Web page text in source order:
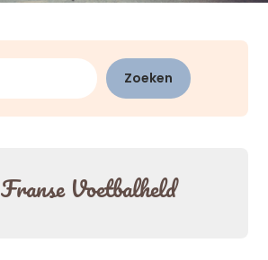
Zoeken
Franse Voetbalheld